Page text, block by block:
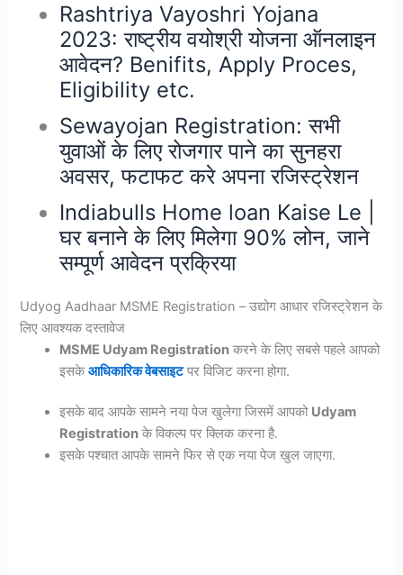
Rashtriya Vayoshri Yojana
2023: राष्ट्रीय वयोश्री योजना ऑनलाइन
आवेदन? Benifits, Apply Proces,
Eligibility etc.
Sewayojan Registration: सभी
युवाओं के लिए रोजगार पाने का सुनहरा
अवसर, फटाफट करे अपना रजिस्ट्रेशन
Indiabulls Home loan Kaise Le |
घर बनाने के लिए मिलेगा 90% लोन, जाने
सम्पूर्ण आवेदन प्रक्रिया
Udyog Aadhaar MSME Registration – उद्योग आधार रजिस्ट्रेशन के
लिए आवश्यक दस्तावेज
MSME Udyam Registration करने के लिए सबसे पहले आपको
इसकेआधिकारिक वेबसाइट पर विजिट करना होगा.
इसके बाद आपके सामने नया पेज खुलेगा जिसमें आपको Udyam
Registration के विकल्प पर क्लिक करना है.
इसके पश्चात आपके सामने फिर से एक नया पेज खुल जाएगा.